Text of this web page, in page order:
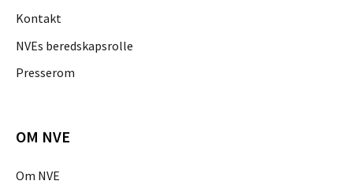
Kontakt
NVEs beredskapsrolle
Presserom
OM NVE
Om NVE